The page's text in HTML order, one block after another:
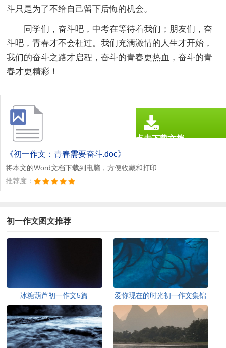
斗只是为了不给自己留下后悔的机会。
同学们，奋斗吧，中考在等待着我们；朋友们，奋
斗吧，青春才不会枉过。我们充满激情的人生才开始，
我们的奋斗之路才启程，奋斗的青春更热血，奋斗的青
春才更精彩！
《初一作文：青春需要奋斗.doc》
将本文的Word文档下载到电脑，方便收藏和打印
推荐度：
点击下载文档
初一作文图文推荐
冰糖葫芦初一作文5篇 爱你现在的时光初一作文集锦